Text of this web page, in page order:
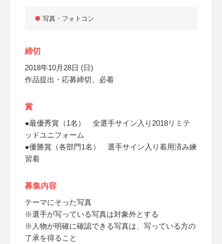
写真・フォトコン
締切
2018年10月28日 (日)
作品提出・応募締切、必着
賞
●最優秀賞（1名） 全選手サイン入り2018リミテ
ッドユニフォーム
●優勝賞（各部門1名） 選手サイン入り着用済み練
習着
募集内容
テーマにそった写真
※選手が写っている写真は対象外とする
※人物が明確に確認できる写真は、写っている方の
了承を得ること